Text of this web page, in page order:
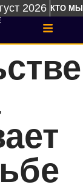
2026 КТО МЫ